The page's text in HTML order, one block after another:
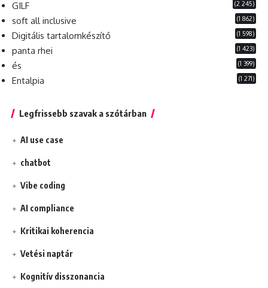
GILF (2 245)
soft all inclusive (1 862)
Digitális tartalomkészítő (1 598)
panta rhei (1 423)
és (1 399)
Entalpia (1 271)
Legfrissebb szavak a szótárban
AI use case
chatbot
Vibe coding
AI compliance
Kritikai koherencia
Vetési naptár
Kognitív disszonancia